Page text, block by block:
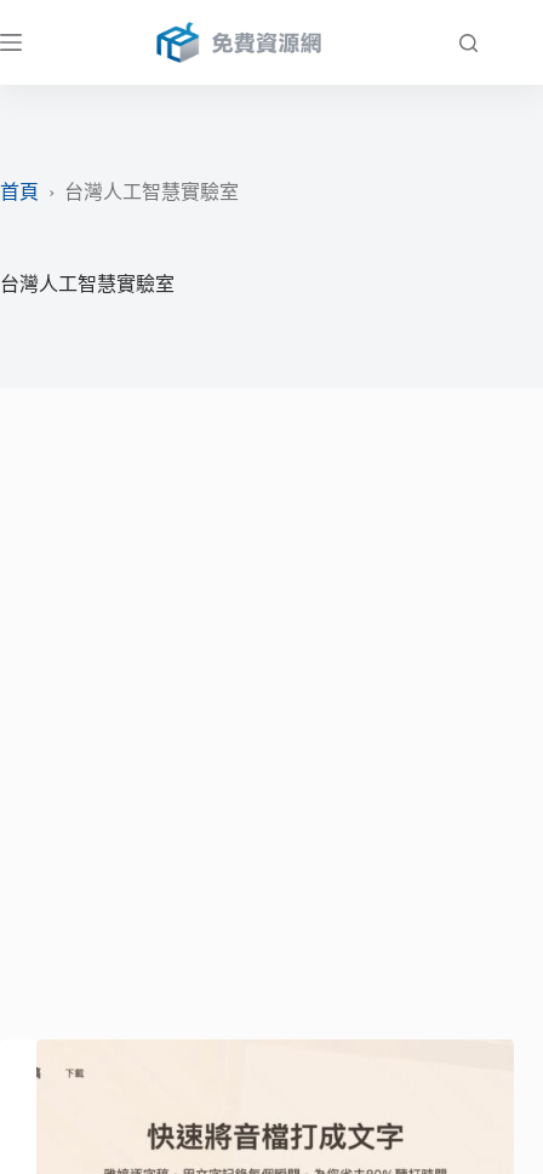
至
首頁
› 台灣人工智慧實驗室
台灣人工智慧實驗室